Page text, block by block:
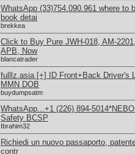
WhatsApp (33)754.090.961 where to
book detai
brekkea
Click to Buy Pure JWH-018, AM-
APB, Now
blancatrader
fulllz.asia [+] ID Front+Back Driver's
MMN DOB
buydumpsatm
WhatsApp...+1 (226) 894-
Safety BCSP
Ibrahim32
Richiedi un nuovo passaporto,
contr